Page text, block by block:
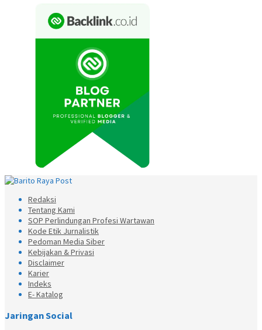
Redaksi
Tentang Kami
SOP Perlindungan Profesi Wartawan
Kode Etik Jurnalistik
Pedoman Media Siber
Kebijakan & Privasi
Disclaimer
Karier
Indeks
E- Katalog
Jaringan Social